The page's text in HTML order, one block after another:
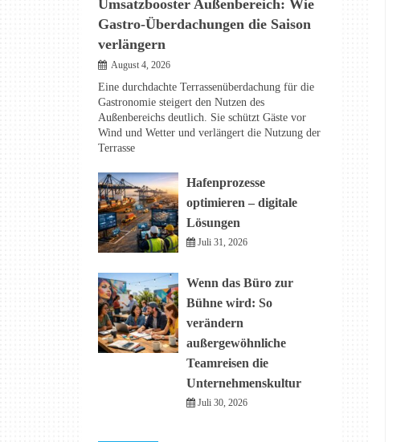
Umsatzbooster Außenbereich: Wie
Gastro-Überdachungen die Saison
verlängern
August 4, 2026
Eine durchdachte Terrassenüberdachung für die
Gastronomie steigert den Nutzen des
Außenbereichs deutlich. Sie schützt Gäste vor
Wind und Wetter und verlängert die Nutzung der
Terrasse
Hafenprozesse
optimieren – digitale
Lösungen
Juli 31, 2026
Wenn das Büro zur
Bühne wird: So
verändern
außergewöhnliche
Teamreisen die
Unternehmenskultur
Juli 30, 2026